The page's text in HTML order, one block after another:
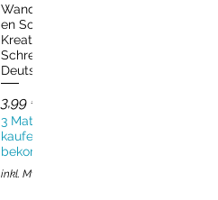
Schnellansicht
Wandergeschicht
en Sommer –
Kreatives
Schreiben
Deutsch & DaZ
Preis
3,99 €
3 Materialien
kaufen, eins gratis
bekommen!
inkl. MwSt.